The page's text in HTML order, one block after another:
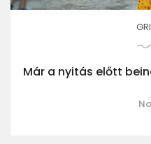
Már a nyitás előtt